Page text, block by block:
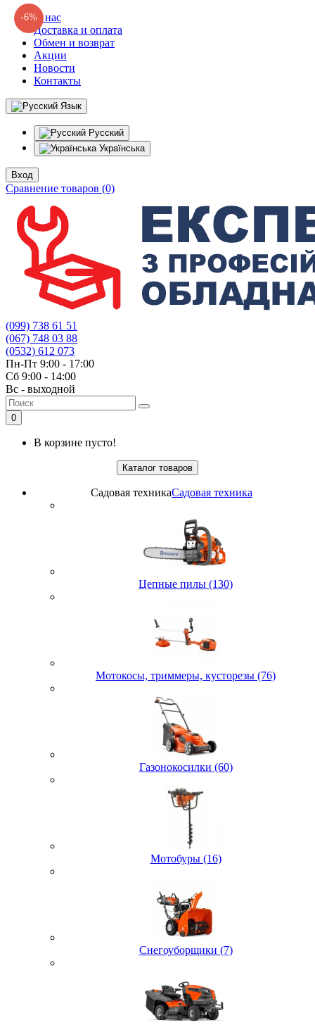
О нас
Доставка и оплата
Обмен и возврат
Акции
Новости
Контакты
Язык
Русский
Українська
Вход
Сравнение товаров (0)
(099) 738 61 51
(067) 748 03 88
(0532) 612 073
Пн-Пт 9:00 - 17:00
Сб 9:00 - 14:00
Вс - выходной
0
В корзине пусто!
Каталог товаров
Садовая техникаСадовая техника
Цепные пилы (130)
Мотокосы, триммеры, кусторезы (76)
Газонокосилки (60)
Мотобуры (16)
Снегоуборщики (7)
-6%